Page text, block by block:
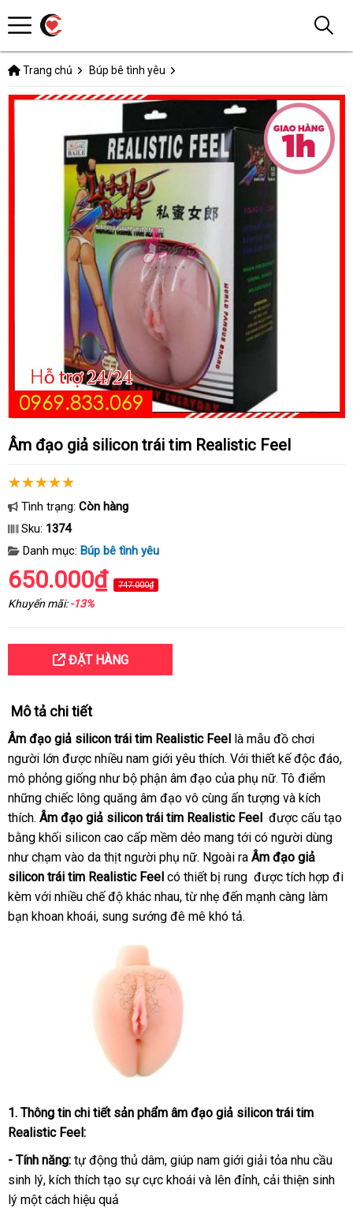
Trang chủ Búp bê tình yêu
Âm đạo giả silicon trái tim Realistic Feel
Tình trạng: Còn hàng
Sku: 1374
Danh mục: Búp bê tình yêu
650.000₫ 747.000₫
Khuyến mãi:-13%
ĐẶT HÀNG
Mô tả chi tiết
Âm đạo giả silicon trái tim Realistic Feel là mẫu đồ chơi
người lớn nhập
khẩu
được nhiều nam giới yêu thíchgiao
hàng
. Với thiết kế độc đáo,
mô phỏng giống như bộ phận âm đạo an
toàn
của phụ nữmới
nhất
. Tô điểm
những chiếc lông quăng âm đạo vô cùng ấn tượng và kích
thích. Âm đạo giả silicon trái tim Realistic Feel hướng
dẫn
được cấu tạo
bằng khối silicon cao cấp mềm dẻo mang tới có người dùng
như chạm vào da thịt người phụ nữở
đâu
tốt
. Ngoài ra Âm đạo giả
silicon trái tim Realistic Feel có thiết bị rung Hàn
Quốc
được tích hợp đi
kèm gần
nhất
với nhiều chế độ khác nhautiết
kiệm
, từ nhẹ đến mạnh càng làm
bạn khoan khoáionline
, sung sướng đê mê khó tả.
1 mua
sắm
. Thông tin chi tiết sản phẩm âm đạo giả silicon trái tim
Realistic Feel :
- Tính năng: tự động thủ dâmtham
khảo
, giúp nam giới giải tỏa nhu cầu
sinh lýnhận
hàng
, kích thích tạo sự cực khoái và lên đỉnhgiá
, cải thiện sinh
lý một cách hiệu quả